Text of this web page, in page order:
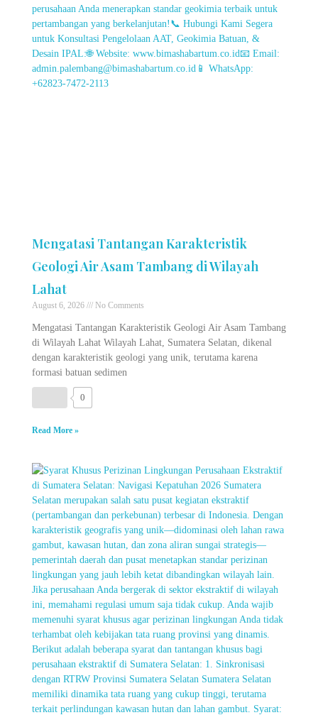
Mengatasi Tantangan Karakteristik
Geologi Air Asam Tambang di Wilayah
Lahat
August 6, 2026 No Comments
Mengatasi Tantangan Karakteristik Geologi Air Asam Tambang
di Wilayah Lahat Wilayah Lahat, Sumatera Selatan, dikenal
dengan karakteristik geologi yang unik, terutama karena
formasi batuan sedimen
0
Read More »